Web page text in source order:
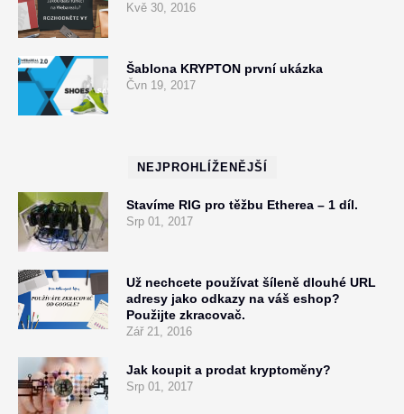
Kvě 30, 2016
Šablona KRYPTON první ukázka
Čvn 19, 2017
NEJPROHLÍŽENĚJŠÍ
Stavíme RIG pro těžbu Etherea – 1 díl.
Srp 01, 2017
Už nechcete používat šíleně dlouhé URL
adresy jako odkazy na váš eshop?
Použijte zkracovač.
Zář 21, 2016
Jak koupit a prodat kryptoměny?
Srp 01, 2017